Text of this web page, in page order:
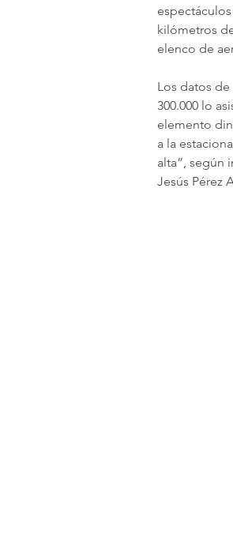
kilómetros
elenco de
Los datos
300.000 lo
elemento
a la
alta”, según
Jesús Pérez